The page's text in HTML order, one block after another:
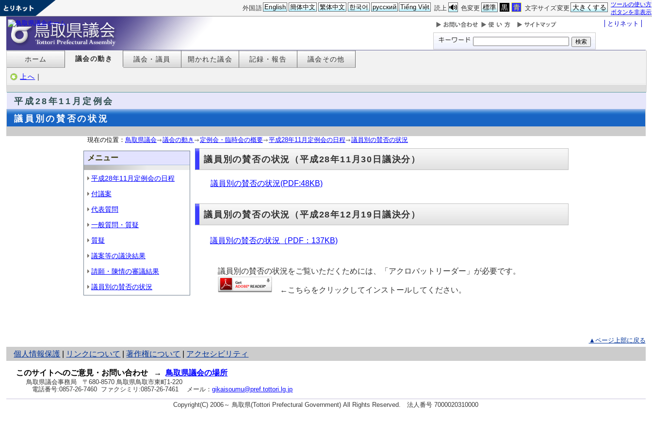
ツールの使い方
ボタンを非表示
文字サイズ変更 大きくする
色変更 標準 黒 青
読上
外国語 English 簡体中文 繁体中文 한국어 русский Tiếng Việt
とりネット
ホーム 議会の動き 議会・議員 開かれた議会 記録・報告 議会その他
上へ ｜
平成28年11月定例会
議員別の賛否の状況
現在の位置： 鳥取県議会 議会の動き 定例会・臨時会の概要 平成28年11月定例会の日程 議員別の賛否の状況
メニュー
平成28年11月定例会の日程
付議案
代表質問
一般質問・質疑
質疑
議案等の議決結果
請願・陳情の審議結果
議員別の賛否の状況
議員別の賛否の状況（平成28年11月30日議決分）
議員別の賛否の状況(PDF:48KB)
議員別の賛否の状況（平成28年12月19日議決分）
議員別の賛否の状況（PDF：137KB)
議員別の賛否の状況をご覧いただくためには、「アクロバットリーダー」が必要です。
←こちらをクリックしてインストールしてください。
▲ページ上部に戻る
個人情報保護
と
り
ネ
ッ
ト
へ
リンクについて |著作権について アクセシビリティ
このサイトへのご意見・お問い合わせ →鳥取県議会の場所
鳥取県議会事務局
〒680-8570 鳥取県鳥取市東町1-220
電話番号:0857-26-7460 ファクシミリ:0857-26-7461 メール：gikaisoumu@pref.tottori.lg.jp
Copyright(C) 2006～ 鳥取県(Tottori Prefectural Government) All Rights Reserved. 法人番号 7000020310000